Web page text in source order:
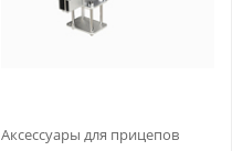
Аксессуары для прицепов